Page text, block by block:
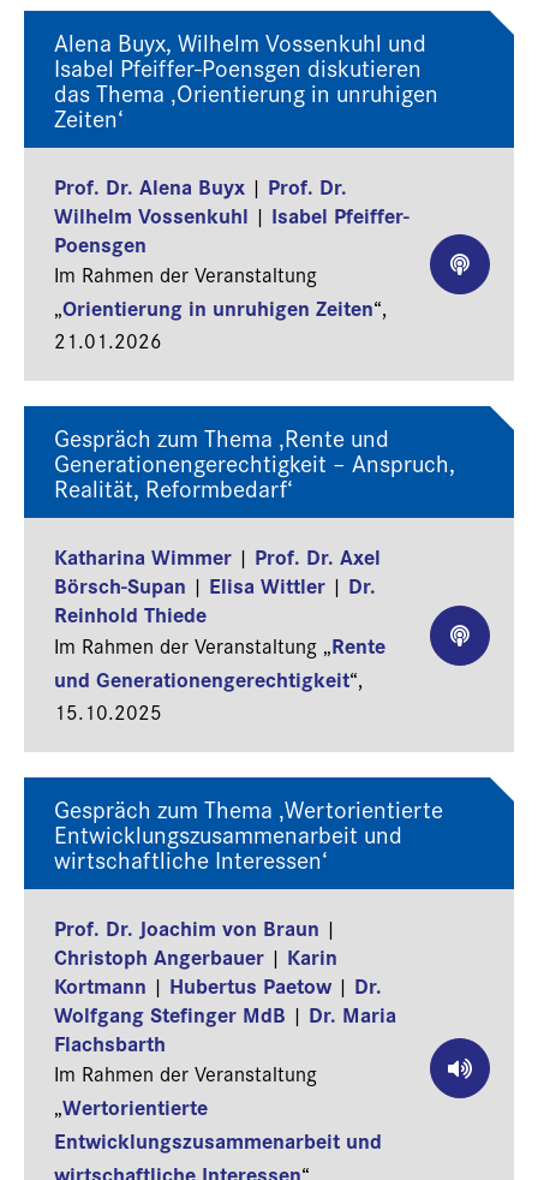
Alena Buyx, Wilhelm Vossenkuhl und
Isabel Pfeiffer-Poensgen diskutieren
das Thema ‚Orientierung in unruhigen
Zeiten‘
Prof. Dr. Alena Buyx | Prof. Dr.
Wilhelm Vossenkuhl | Isabel Pfeiffer-
Poensgen
Im Rahmen der Veranstaltung
„Orientierung in unruhigen Zeiten“,
21.01.2026
Gespräch zum Thema ‚Rente und
Generationengerechtigkeit – Anspruch,
Realität, Reformbedarf‘
Katharina Wimmer | Prof. Dr. Axel
Börsch-Supan | Elisa Wittler | Dr.
Reinhold Thiede
Im Rahmen der Veranstaltung „Rente
und Generationengerechtigkeit“,
15.10.2025
Gespräch zum Thema ‚Wertorientierte
Entwicklungszusammenarbeit und
wirtschaftliche Interessen‘
Prof. Dr. Joachim von Braun |
Christoph Angerbauer | Karin
Kortmann | Hubertus Paetow | Dr.
Wolfgang Stefinger MdB | Dr. Maria
Flachsbarth
Im Rahmen der Veranstaltung
„Wertorientierte
Entwicklungszusammenarbeit und
wirtschaftliche Interessen“,